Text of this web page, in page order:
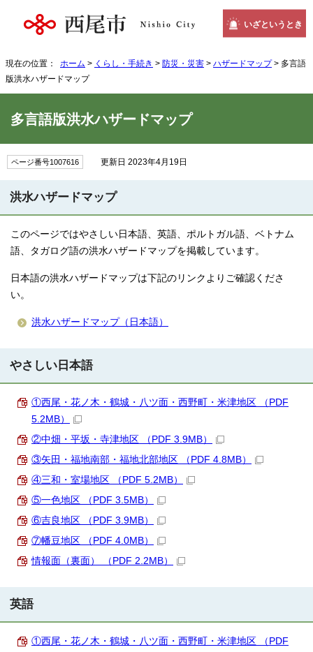
いざというとき
現在の位置： ホーム > くらし・手続き > 防災・災害 > ハザードマップ> 多言語
版洪水ハザードマップ
多言語版洪水ハザードマップ
ページ番号1007616 更新日 2023年4月19日
洪水ハザードマップ
このページではやさしい日本語、英語、ポルトガル語、ベトナム
語、タガログ語の洪水ハザードマップを掲載しています。
日本語の洪水ハザードマップは下記のリンクよりご確認くださ
い。
洪水ハザードマップ（日本語）
やさしい日本語
①西尾・花ノ木・鶴城・八ツ面・西野町・米津地区 （PDF
5.2MB）
②中畑・平坂・寺津地区 （PDF 3.9MB）
③矢田・福地南部・福地北部地区 （PDF 4.8MB）
④三和・室場地区 （PDF 5.2MB）
⑤一色地区 （PDF 3.5MB）
⑥吉良地区 （PDF 3.9MB）
⑦幡豆地区 （PDF 4.0MB）
情報面（裏面） （PDF 2.2MB）
英語
①西尾・花ノ木・鶴城・八ツ面・西野町・米津地区 （PDF